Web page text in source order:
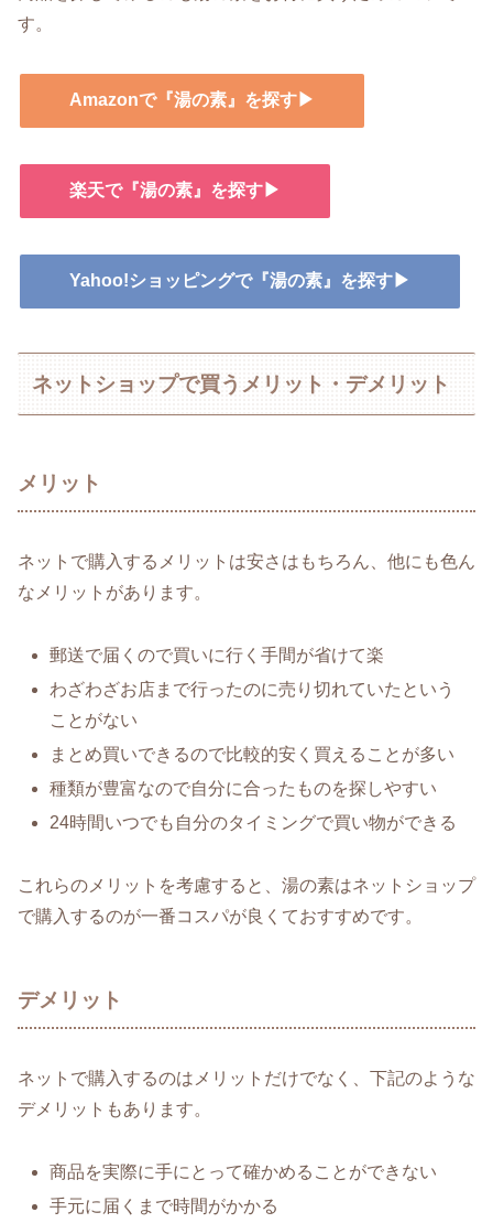
す。
Amazonで『湯の素』を探す▶
楽天で『湯の素』を探す▶
Yahoo!ショッピングで『湯の素』を探す▶
ネットショップで買うメリット・デメリット
メリット
ネットで購入するメリットは安さはもちろん、他にも色ん
なメリットがあります。
郵送で届くので買いに行く手間が省けて楽
わざわざお店まで行ったのに売り切れていたという
ことがない
まとめ買いできるので比較的安く買えることが多い
種類が豊富なので自分に合ったものを探しやすい
24時間いつでも自分のタイミングで買い物ができる
これらのメリットを考慮すると、湯の素はネットショップ
で購入するのが一番コスパが良くておすすめです。
デメリット
ネットで購入するのはメリットだけでなく、下記のような
デメリットもあります。
商品を実際に手にとって確かめることができない
手元に届くまで時間がかかる